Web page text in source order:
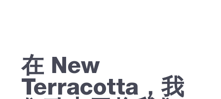
在New
Terracotta ，我